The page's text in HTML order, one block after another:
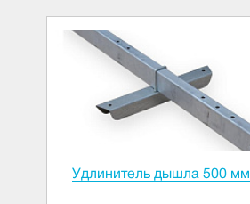
Удлинитель дышла 500 мм